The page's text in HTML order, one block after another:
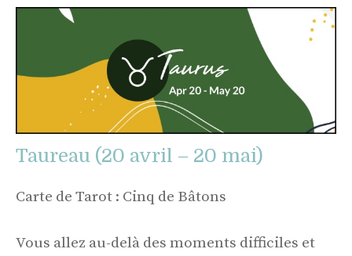
Taureau (20 avril – 20 mai)
Carte de Tarot : Cinq de Bâtons
Vous allez au-delà des moments difficiles et